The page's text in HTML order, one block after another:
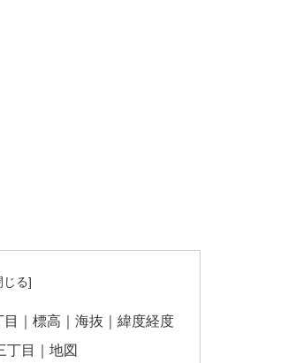
｜標高｜海抜｜緯度経度
丁目｜地図